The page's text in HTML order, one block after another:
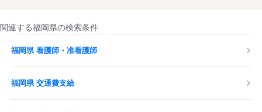
関連する福岡県の検索条件
福岡県 看護師・准看護師
福岡県 交通費支給